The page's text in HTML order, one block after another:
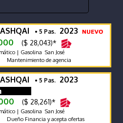
• 5 Pas. 2023
($ 28,043)*
| Gasolina San José
Mantenimiento de agencia
• 5 Pas. 2023
($ 28,261)*
| Gasolina San José
Dueño Financia y acepta ofertas